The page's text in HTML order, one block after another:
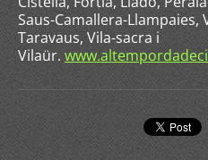
Saus-Camallera-Llampaies,
Taravaus, Vila-sacra i
Vilaür.